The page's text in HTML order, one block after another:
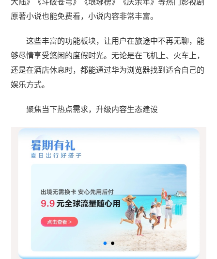
原著小说也能免费看，小说内容非常丰富。
这些丰富的功能板块，让用户在旅途中不再无聊，能
够尽情享受悠闲的度假时光。无论是在飞机上、火车上，
还是在酒店休息时，都能通过华为浏览器找到适合自己的
娱乐方式。​
聚焦当下热点需求，升级内容生态建设